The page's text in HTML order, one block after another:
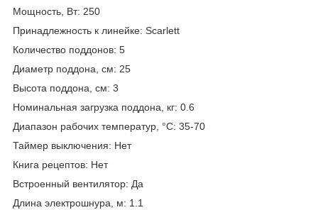
Мощность, Вт: 250
Принадлежность к линейке: Scarlett
Количество поддонов: 5
Диаметр поддона, см: 25
Высота поддона, см: 3
Номинальная загрузка поддона, кг: 0.6
Диапазон рабочих температур, °С: 35-70
Таймер выключения: Нет
Книга рецептов: Нет
Встроенный вентилятор: Да
Длина электрошнура, м: 1.1